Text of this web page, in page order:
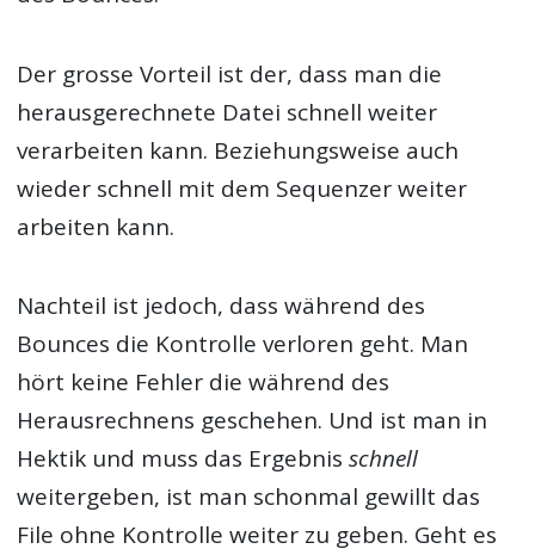
Der grosse Vorteil ist der, dass man die
herausgerechnete Datei schnell weiter
verarbeiten kann. Beziehungsweise auch
wieder schnell mit dem Sequenzer weiter
arbeiten kann.
Nachteil ist jedoch, dass während des
Bounces die Kontrolle verloren geht. Man
hört keine Fehler die während des
Herausrechnens geschehen. Und ist man in
Hektik und muss das Ergebnisschnell
weitergeben, ist man schonmal gewillt das
File ohne Kontrolle weiter zu geben. Geht es